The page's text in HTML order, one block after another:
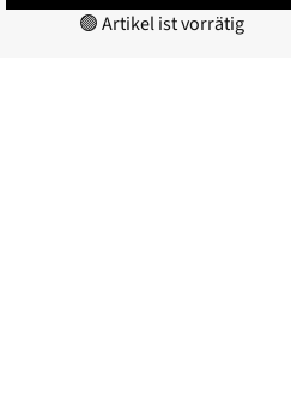
🟢 Artikel ist vorrätig